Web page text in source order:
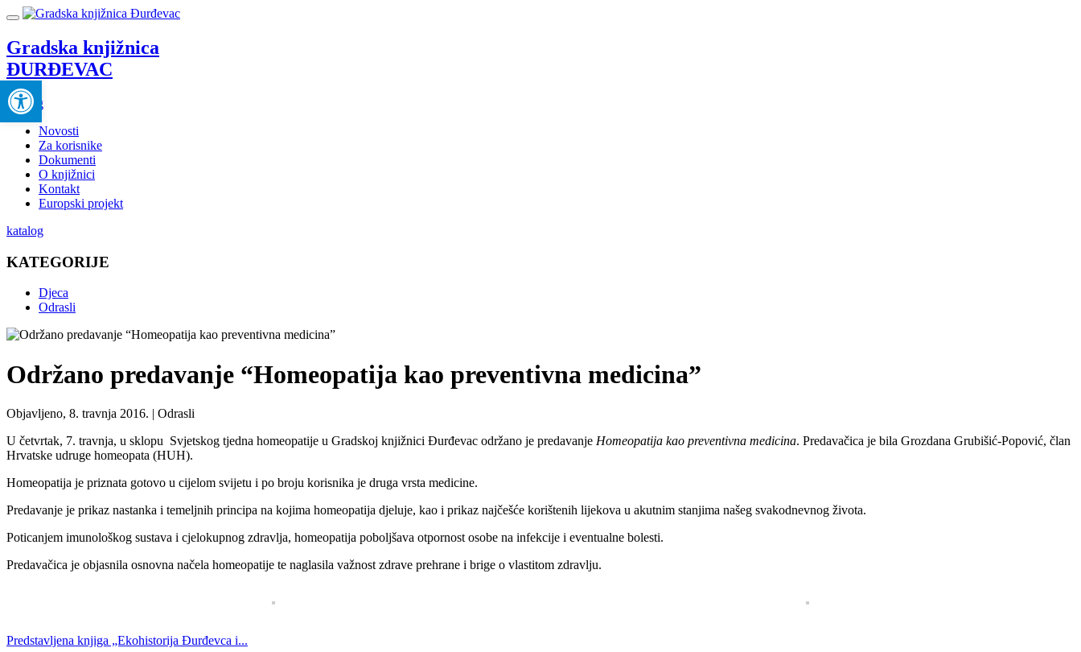
Gradska knjižnica
ĐURĐEVAC
katalog
Novosti
Za korisnike
Dokumenti
O knjižnici
Kontakt
Europski projekt
katalog
KATEGORIJE
Djeca
Odrasli
Održano predavanje “Homeopatija kao preventivna medicina”
Objavljeno, 8. travnja 2016. | Odrasli
U četvrtak, 7. travnja, u sklopu Svjetskog tjedna homeopatije u Gradskoj knjižnici Đurđevac održano je predavanje Homeopatija kao preventivna medicina. Predavačica je bila Grozdana Grubišić-Popović, član
Hrvatske udruge homeopata (HUH).
Homeopatija je priznata gotovo u cijelom svijetu i po broju korisnika je druga vrsta medicine.
Predavanje je prikaz nastanka i temeljnih principa na kojima homeopatija djeluje, kao i prikaz najčešće korištenih lijekova u akutnim stanjima našeg svakodnevnog života.
Poticanjem imunološkog sustava i cjelokupnog zdravlja, homeopatija poboljšava otpornost osobe na infekcije i eventualne bolesti.
Predavačica je objasnila osnovna načela homeopatije te naglasila važnost zdrave prehrane i brige o vlastitom zdravlju.
Predstavljena knjiga „Ekohistorija Đurđevca i...
Open toolbar